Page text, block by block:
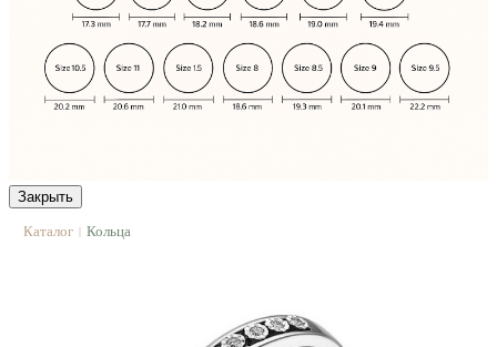
Закрыть
Каталог | Кольца